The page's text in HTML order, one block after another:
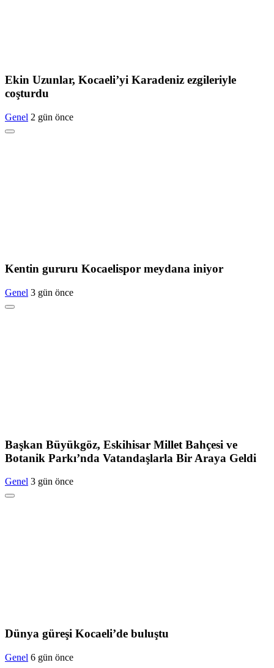
Ekin Uzunlar, Kocaeli’yi Karadeniz ezgileriyle
coşturdu
Genel 2 gün önce
Kentin gururu Kocaelispor meydana iniyor
Genel 3 gün önce
Başkan Büyükgöz, Eskihisar Millet Bahçesi ve
Botanik Parkı’nda Vatandaşlarla Bir Araya Geldi
Genel 3 gün önce
Dünya güreşi Kocaeli’de buluştu
Genel 6 gün önce